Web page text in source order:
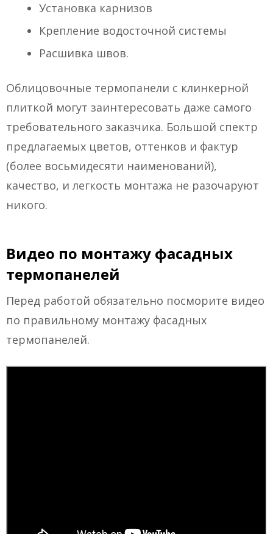
Установка карнизов
Крепление водосточной системы
Расшивка швов.
Облицовочные термопанели с клинкерной
плиткой могут заинтересовать даже самого
требовательного заказчика. Большой спектр
предлагаемых цветов, оттенков и фактур
(более восьмидесяти наименований),
качество, и легкость монтажа не разочаруют
никого.
Видео по монтажу фасадных
термопанелей
Перед работой обязательно посморите видео
по правильному монтажу фасадных
термопанелей.